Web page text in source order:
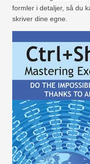
formler i detaljer, så du
skriver dine egne.